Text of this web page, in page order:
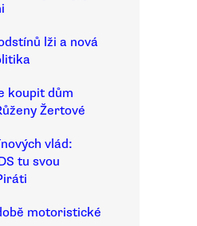
lži a nová
koupit dům
Žertové
vlád:
tu svou
motoristické